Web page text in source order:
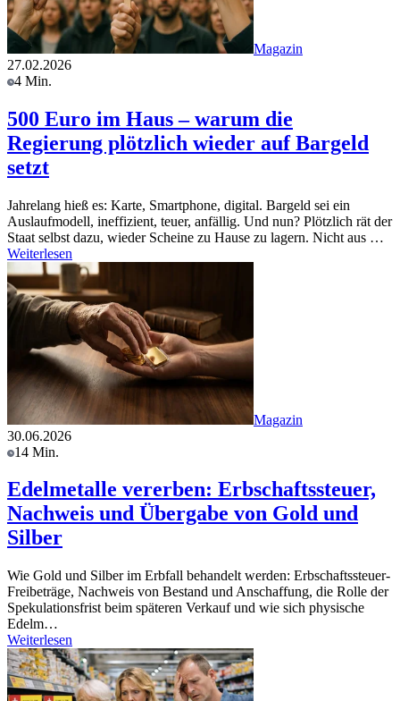
Magazin
27.02.2026
4 Min.
500 Euro im Haus – warum die
Regierung plötzlich wieder auf Bargeld
setzt
Jahrelang hieß es: Karte, Smartphone, digital. Bargeld sei ein
Auslaufmodell, ineffizient, teuer, anfällig. Und nun? Plötzlich rät der
Staat selbst dazu, wieder Scheine zu Hause zu lagern. Nicht aus …
Weiterlesen
Magazin
30.06.2026
14 Min.
Edelmetalle vererben: Erbschaftssteuer,
Nachweis und Übergabe von Gold und
Silber
Wie Gold und Silber im Erbfall behandelt werden: Erbschaftssteuer-
Freibeträge, Nachweis von Bestand und Anschaffung, die Rolle der
Spekulationsfrist beim späteren Verkauf und wie sich physische
Edelm…
Weiterlesen